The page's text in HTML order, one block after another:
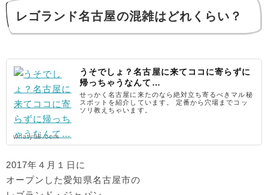
レゴランド名古屋の混雑はどれくらい？
うそでしょ？名古屋に来てココに寄らずに
帰っちゃうなんて…
せっかく名古屋に来たのなら絶対立ち寄るべきマル秘
スポットを紹介しています。 定番から穴場までコッ
ソリ教えちゃいます。
whaty88.com
2017年４月１日に
オープンした愛知県名古屋市の